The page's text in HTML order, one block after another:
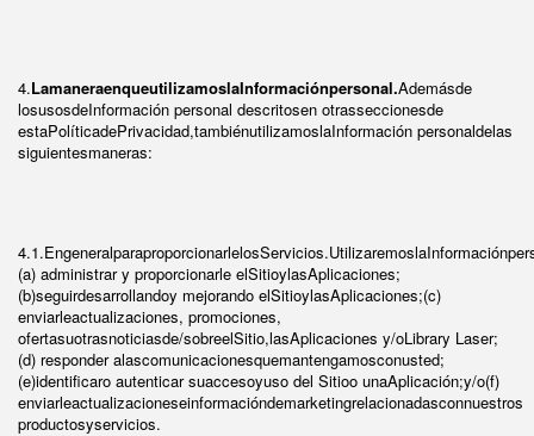
4.LamaneraenqueutilizamoslaInformaciónpersonal.Ademásde
losusosdeInformación personal descritosen otrasseccionesde
estaPolíticadePrivacidad,tambiénutilizamoslaInformación personaldelas
siguientesmaneras:
(a) administrar y proporcionarle elSitioylasAplicaciones;
(b)seguirdesarrollandoy mejorando elSitioylasAplicaciones;(c)
enviarleactualizaciones, promociones,
ofertasuotrasnoticiasde/sobreelSitio,lasAplicaciones y/oLibrary Laser;
(d) responder alascomunicacionesquemantengamosconusted;
(e)identificaro autenticar suaccesoyuso del Sitioo unaAplicación;y/o(f)
enviarleactualizacioneseinformacióndemarketingrelacionadasconnuestros
productosyservicios.